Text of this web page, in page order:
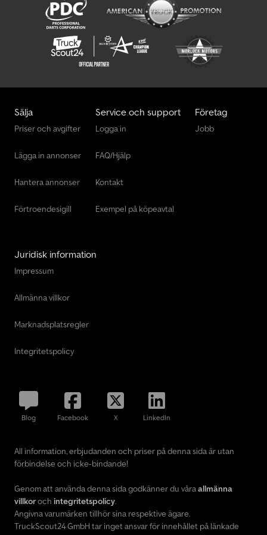
Sälja
Priser och avgifter
Lägga in annonser
Hantera annonser
Förtroendesigill
Service och support
Logga in
FAQ/Hjälp
Kontakt
Exempel på köpeavtal
Företag
Jobb
Juridisk information
Impressum
Allmänna villkor
Marknadsplatsregler
Integritetspolicy
Blog Facebook X LinkedIn
All information, erbjudanden och priser på denna sida är utan
förbindelse och icke-bindande!
Genom att använda denna sida godkänner du våraallmänna
villkoroch integritetspolicy.
Angivna varumärken tillhör sina respektive ägare.
TruckScout24 GmbH tar inget ansvar för innehållet på länkade